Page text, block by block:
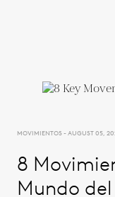
MOVIMIENTOS - AUGUST 05,
8
Mundo